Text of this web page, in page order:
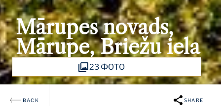
Mārupes novads,
Mārupe, Briežu iela
23 ФОТО
BACK SHARE